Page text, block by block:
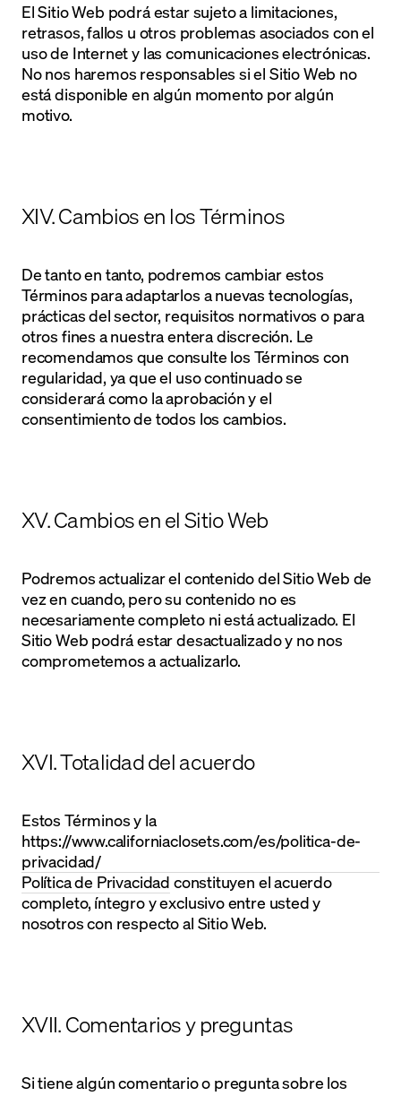
El Sitio Web podrá estar sujeto a limitaciones,
retrasos, fallos u otros problemas asociados con el
uso de Internet y las comunicaciones electrónicas.
No nos haremos responsables si el Sitio Web no
está disponible en algún momento por algún
motivo.
XIV. Cambios en los Términos
De tanto en tanto, podremos cambiar estos
Términos para adaptarlos a nuevas tecnologías,
prácticas del sector, requisitos normativos o para
otros fines a nuestra entera discreción. Le
recomendamos que consulte los Términos con
regularidad, ya que el uso continuado se
considerará como la aprobación y el
consentimiento de todos los cambios.
XV. Cambios en el Sitio Web
Podremos actualizar el contenido del Sitio Web de
vez en cuando, pero su contenido no es
necesariamente completo ni está actualizado. El
Sitio Web podrá estar desactualizado y no nos
comprometemos a actualizarlo.
XVI. Totalidad del acuerdo
Estos Términos y la
https://www.californiaclosets.com/es/politica-de-
privacidad/
Política de Privacidad constituyen el acuerdo
completo, íntegro y exclusivo entre usted y
nosotros con respecto al Sitio Web.
XVII. Comentarios y preguntas
Si tiene algún comentario o pregunta sobre los